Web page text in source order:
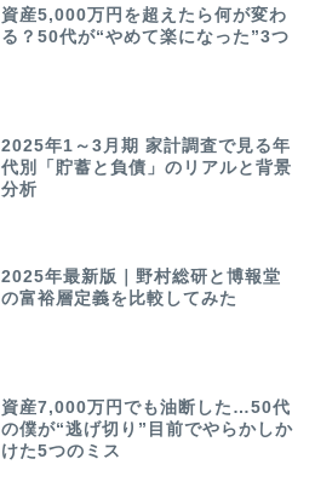
資産5,000万円を超えたら何が変わ
る？50代が“やめて楽になった”3つ
2025年1～3月期 家計調査で見る年
代別「貯蓄と負債」のリアルと背景
分析
2025年最新版｜野村総研と博報堂
の富裕層定義を比較してみた
資産7,000万円でも油断した…50代
の僕が“逃げ切り”目前でやらかしか
けた5つのミス